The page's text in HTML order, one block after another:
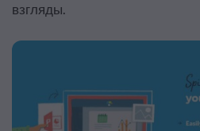
взгляды.